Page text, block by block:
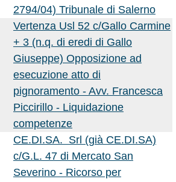
2794/04) Tribunale di Salerno
Vertenza Usl 52 c/Gallo Carmine
+ 3 (n.q. di eredi di Gallo
Giuseppe) Opposizione ad
esecuzione atto di
pignoramento - Avv. Francesca
Piccirillo - Liquidazione
competenze
CE.DI.SA. Srl (già CE.DI.SA)
c/G.L. 47 di Mercato San
Severino - Ricorso per